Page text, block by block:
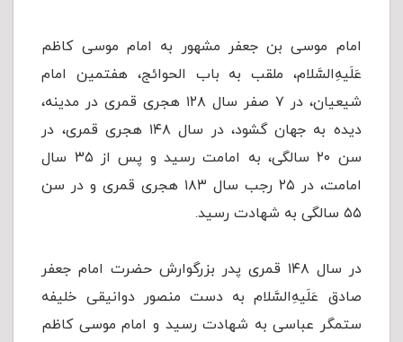
امام موسی بن جعفر مشهور به امام موسی کاظم
عَلَیهِ‌السَّلام، ملقب به باب الحوائج، هفتمین امام
شیعیان، در ۷ صفر سال ۱۲۸ هجری قمری در مدينه،
دیده به جهان گشود، در سال ۱۴۸ هجری قمری، در
سن ۲۰ سالگی، به امامت رسید و پس از ۳۵ سال
امامت، در ۲۵ رجب سال ۱۸۳ هجری قمری و در سن
۵۵ سالگی به شهادت رسید.
در سال ۱۴۸ قمرى پدر بزرگوارش حضرت امام جعفر
صادق عَلَیهِ‌السَّلام به دست منصور دوانیقی خلیفه
ستمگر عباسی به شهادت رسید و امام موسی کاظم